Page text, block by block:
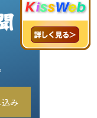
み